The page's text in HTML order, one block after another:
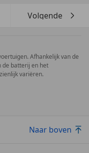
Volgende
Afhankelijk van de
de batterij en het
variëren.
Naar boven